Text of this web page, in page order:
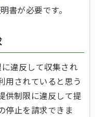
書が必要です。
違反して収集され
用されていると思う
供制限に違反して提
停止を請求できま